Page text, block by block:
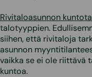
Rivitaloasunnon
talotyyppien.
siihen, että rivitaloja
asunnon
vaikka se ei ole riittävä
kuntoa.